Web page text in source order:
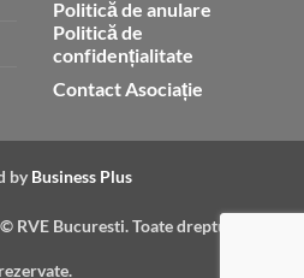
Politică de anulare
Politică de
confidențialitate
Contact Asociație
by Business Plus
© RVE Bucuresti. Toate drepturile
rezervate.